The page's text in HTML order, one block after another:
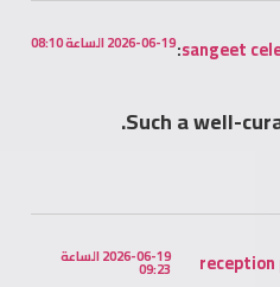
sangeet
:2026-06-19 الساعة 08:10
Such a well-
2026-06-19 الساعة
09:23